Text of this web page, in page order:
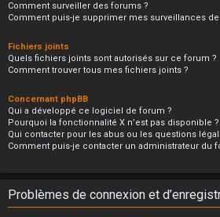
Comment surveiller des forums ?
Comment puis-je supprimer mes surveillances de
Fichiers joints
Quels fichiers joints sont autorisés sur ce forum ?
Comment trouver tous mes fichiers joints ?
Concernant phpBB
Qui a développé ce logiciel de forum ?
Pourquoi la fonctionnalité X n’est pas disponible ?
Qui contacter pour les abus ou les questions
Comment puis-je contacter un administrateur du
Problèmes de connexion et